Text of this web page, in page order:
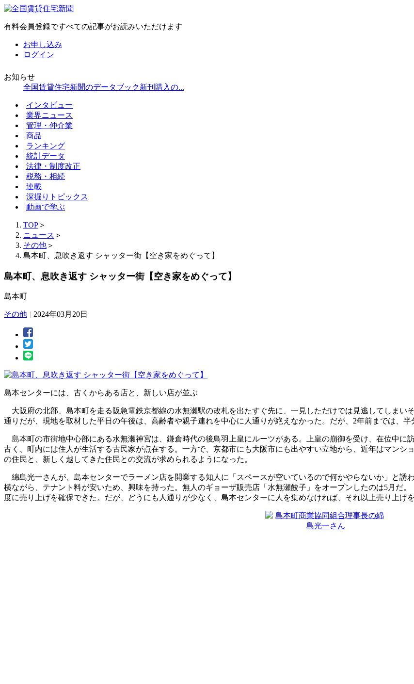
有料会員登録ですべての記事がお読みいただけます
お申し込み
ログイン
お知らせ
全国賃貸住宅新聞のデータブック新刊購入の...
インタビュー
業界ニュース
管理・仲介業
商品
ランキング
統計データ
法律・制度改正
税務・相続
連載
深掘りトピックス
動画で学ぶ
TOP ＞
ニュース ＞
その他 ＞
島本町、息吹き返す シャッター街【空き家をめぐって】
島本町、息吹き返す シャッター街【空き家をめぐって】
島本町
その他 | 2024年03月20日
島本センターには、古くからある店と、新しい店が並ぶ
大阪府の北部、島本町を走る阪急電鉄京都線の水無瀬駅の改札を出たすぐ先に、一見しただけでは見逃してしまい
通りだが、現地を取材した平日の午後は、高齢者や親子連れを中心に人通りが絶えなかった。だが、2年前までは、半
島本町の市街地中心部にある水無瀬神宮は、鎌倉時代の後鳥羽上皇にルーツがある。上皇の崩御を受け、在位中に
古く、町内には住人が生活する古民家が点在する。一方で、京都市にも大阪市にも出やすい立地から、近年はマンシ
の住民と、新しく越してきた住民との交流が求められるようになった。
綿島光一さんが、島本センターでラーメン店を開業する知人に「スペースが空いているので何かやらないか」と誘
横ながら、テナント料が安いため、興味を持った。無人のギョーザ販売店「水無瀬餃子」をオープンしたのは5月だ
度に売り上げを確保できた。だが、どうにも人通りが少なく、島本センターに人を集めなければ、それ以上売り上げ